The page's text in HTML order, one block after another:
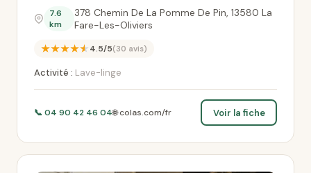
7.6
km
378 Chemin De La Pomme De Pin, 13580 La
Fare-Les-Oliviers
★★★★★4.5/5(30 avis)
Activité : Lave-linge
📞 04 90 42 46 04🌐 colas.com/fr Voir la fiche